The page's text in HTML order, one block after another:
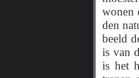
wonen
den
beeld
is van
is het